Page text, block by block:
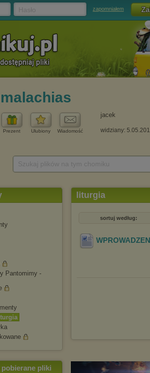
zapomniałem
malachias
Prezent Ulubiony Wiadomość
jacek
widziany:
Pantomimy -
pliki
liturgia
sortuj według: